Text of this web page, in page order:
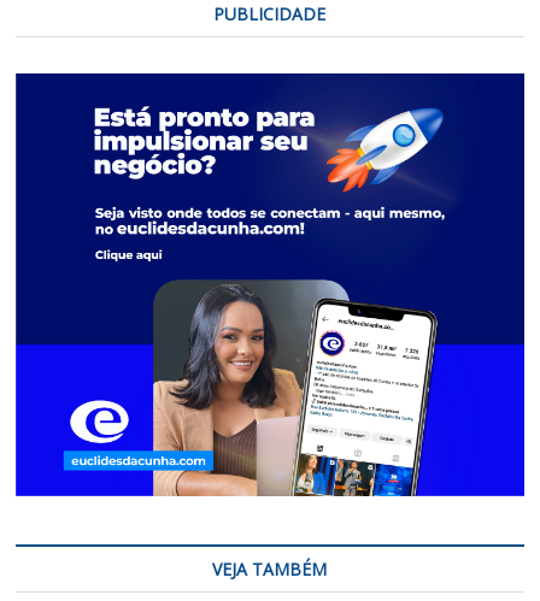
PUBLICIDADE
VEJA TAMBÉM